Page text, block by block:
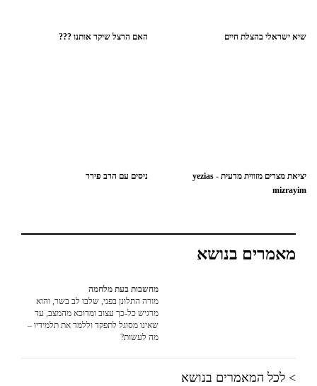
שיא ישראלי בהצלת חיים האם הרצל שיקר אותנו ???
יציאת מצרים מזווית מדעית - yezias
mizrayim
ניסים עם הרב פירר
מאמרים בנושא
מחשבות בעת מלחמה
מורה התלונן בפני, שלבו לב בשר, והוא
מרגיש כל-כך עצוב ומדוכא מהמצב, עד
שאינו מסוגל לתפקד וללמד את תלמידיו –
מה לעשות?
> לכל המאמרים בנושא